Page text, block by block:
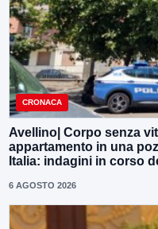
CRONACA
Avellino| Corpo senza
appartamento in una
Italia: indagini in corso
6 AGOSTO 2026